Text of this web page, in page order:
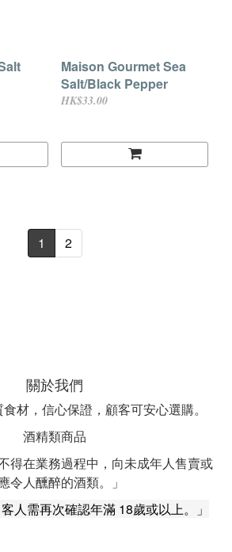
Maison Gourmet Sea
Salt/Black Pepper
HK$33.00
1 2
關於我們
材，信心保證，顧客可安心選購。
酒精類商品
得在業務過程中，向未成年人售賣或
令人醺醉的酒類。」
人需再次確認年滿 18歲或以上。」